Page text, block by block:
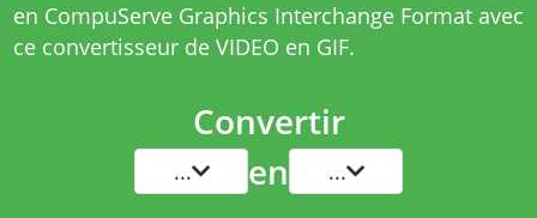
en CompuServe Graphics Interchange Format avec
ce convertisseur de VIDEO en GIF.
Convertir
... en ...